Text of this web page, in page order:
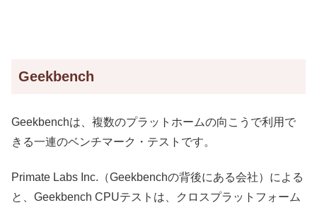
Geekbench
Geekbenchは 、複数のプラットホームの向こうで利用で
きる一連のベンチマーク・テストです。
Primate Labs Inc.（Geekbenchの背後にある会社）による
と、Geekbench CPUテストは、
クロスプラットフォーム